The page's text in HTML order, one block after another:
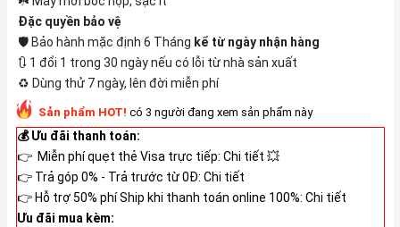
Đặc quyền bảo vệ
🛡️ Bảo hành mặc định 6 Tháng kể từ ngày nhận hàng
🔃 1 đổi 1 trong 30 ngày nếu có lỗi từ nhà sản xuất
♻️ Dùng thử 7 ngày, lên đời miễn phí
Sản phẩm HOT! có 3 người đang xem sản phẩm này
💰 Ưu đãi thanh toán:
👉 Miễn phí quẹt thẻ Visa trực tiếp: Chi tiết 💥
👉 Trả góp 0% - Trả trước từ 0Đ: Chi tiết
👉 Hỗ trợ 50% phí Ship khi thanh toán online 100%: Chi tiết
Ưu đãi mua kèm: